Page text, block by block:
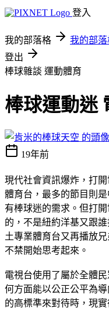
登入
我的部落格 我的部
登出
棒球雜談 運動體育
棒球運動迷
19年前
現代社會資訊爆炸，打
體育台，最多的節目則
有棒球迷的需求。但打
的，不是紐約洋基又跟
土專業體育台又再播放
不禁開始思考起來。
電視台使用了屬於全體
何方面能以公正公平為
的高標準來對待時，現